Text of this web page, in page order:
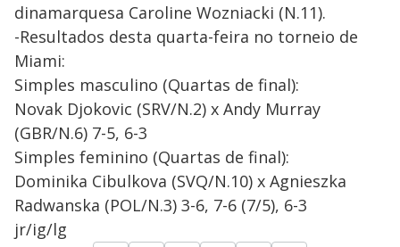
dinamarquesa Caroline Wozniacki (N.11).
-Resultados desta quarta-feira no torneio de
Miami:
Simples masculino (Quartas de final):
Novak Djokovic (SRV/N.2) x Andy Murray
(GBR/N.6) 7-5, 6-3
Simples feminino (Quartas de final):
Dominika Cibulkova (SVQ/N.10) x Agnieszka
Radwanska (POL/N.3) 3-6, 7-6 (7/5), 6-3
jr/ig/lg